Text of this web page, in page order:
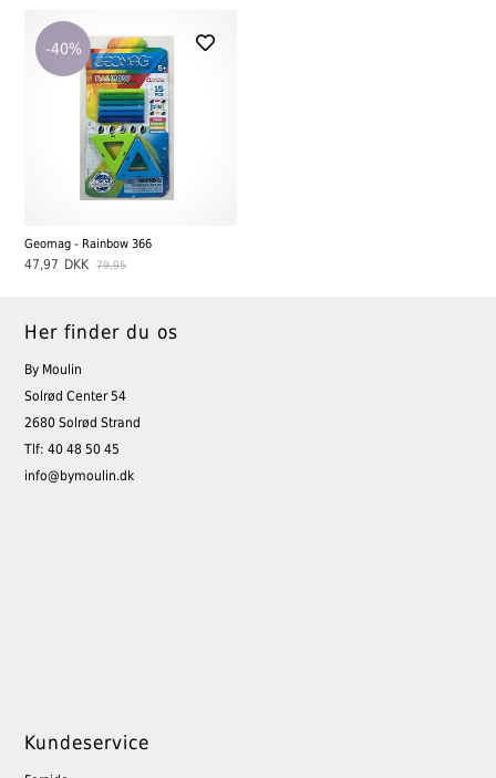
-40%
Geomag - Rainbow 366
47,97 DKK 79,95
Her finder du os
By Moulin
Solrød Center 54
2680 Solrød Strand
Tlf: 40 48 50 45
info@bymoulin.dk
Kundeservice